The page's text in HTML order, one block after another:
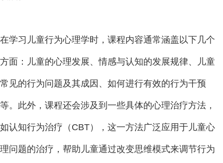
在学习儿童行为心理学时，课程内容通常涵盖以下几个
方面：儿童的心理发展、情感与认知的发展规律、儿童
常见的行为问题及其成因、如何进行有效的行为干预
等。此外，课程还会涉及到一些具体的心理治疗方法，
如认知行为治疗（CBT），这一方法广泛应用于儿童心
理问题的治疗，帮助儿童通过改变思维模式来调节行为